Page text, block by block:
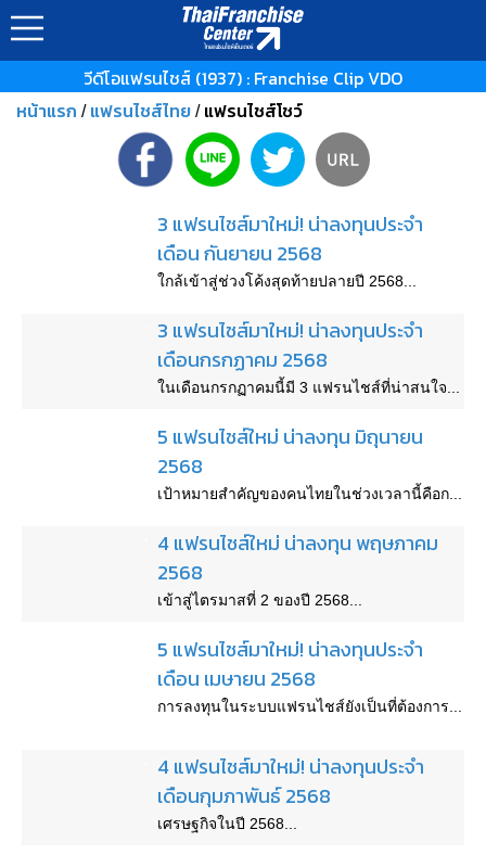
วีดีโอแฟรนไชส์ (1937) : Franchise Clip VDO
หน้าแรก / แฟรนไชส์ไทย / แฟรนไชส์โชว์
3 แฟรนไชส์มาใหม่! น่าลงทุนประจำ
เดือน กันยายน 2568
ใกล้เข้าสู่ช่วงโค้งสุดท้ายปลายปี 2568...
3 แฟรนไชส์มาใหม่! น่าลงทุนประจำ
เดือนกรกฏาคม 2568
ในเดือนกรกฏาคมนี้มี 3 แฟรนไชส์ที่น่าสนใจ...
5 แฟรนไชส์ใหม่ น่าลงทุน มิถุนายน
2568
เป้าหมายสำคัญของคนไทยในช่วงเวลานี้คือก...
4 แฟรนไชส์ใหม่ น่าลงทุน พฤษภาคม
2568
เข้าสู่ไตรมาสที่ 2 ของปี 2568...
5 แฟรนไชส์มาใหม่! น่าลงทุนประจำ
เดือน เมษายน 2568
การลงทุนในระบบแฟรนไชส์ยังเป็นที่ต้องการ...
4 แฟรนไชส์มาใหม่! น่าลงทุนประจำ
เดือนกุมภาพันธ์ 2568
เศรษฐกิจในปี 2568...